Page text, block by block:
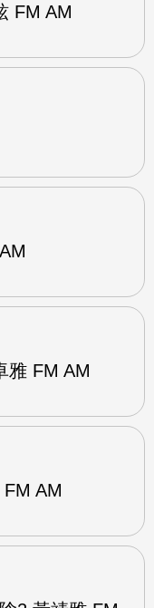
FM AM
雅 FM AM
AM